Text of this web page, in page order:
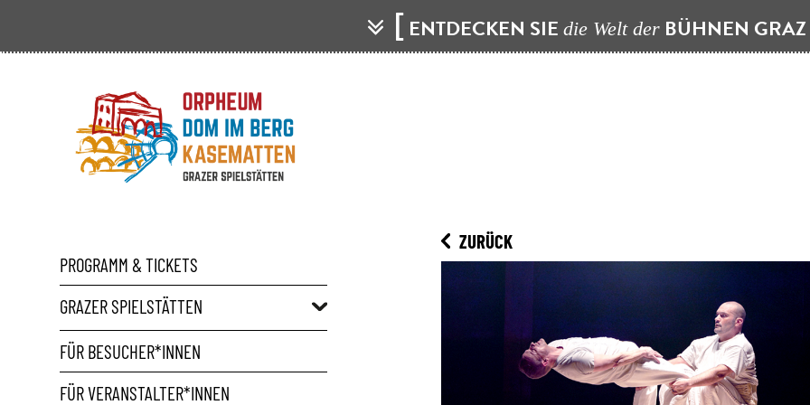
[ ENTDECKEN SIE die Welt der BÜHNEN GRAZ
PROGRAMM & TICKETS
GRAZER SPIELSTÄTTEN
FÜR BESUCHER*INNEN
FÜR VERANSTALTER*INNEN
ZURÜCK